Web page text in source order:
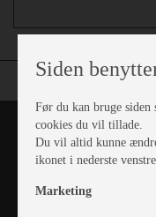
Siden
Før du kan bruge
cookies du vil tillade.
Du vil altid kunne
ikonet i nederste
Marketing